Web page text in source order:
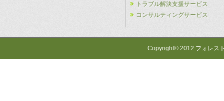
トラブル解決支援サービス
コンサルティングサービス
Copyright© 2012 フォレス